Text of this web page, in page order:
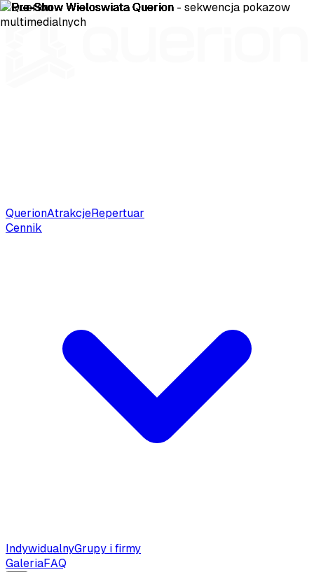
QuerionAtrakcjeRepertuar
Cennik
IndywidualnyGrupy i firmy
GaleriaFAQ